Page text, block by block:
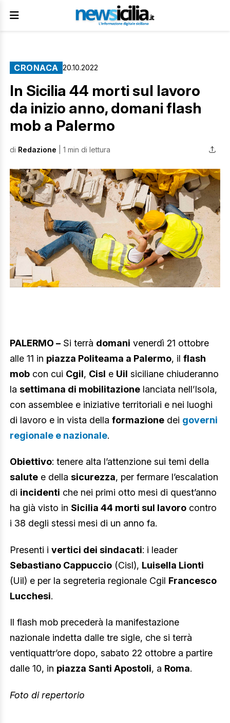
CRONACA 20.10.2022
In Sicilia 44 morti sul lavoro
da inizio anno, domani flash
mob a Palermo
di Redazione | 1 min di lettura
PALERMO – Si terrà domani venerdì 21 ottobre
alle 11 in piazza Politeama a Palermo, il flash
mob con cui Cgil, Cisl e Uil siciliane chiuderanno
la settimana di mobilitazione lanciata nell’Isola,
con assemblee e iniziative territoriali e nei luoghi
di lavoro e in vista della formazione dei governi
regionale e nazionale.
Obiettivo: tenere alta l’attenzione sui temi della
salute e della sicurezza, per fermare l’escalation
di incidenti che nei primi otto mesi di quest’anno
ha già visto in Sicilia 44 morti sul lavoro contro
i 38 degli stessi mesi di un anno fa.
Presenti i vertici dei sindacati: i leader
Sebastiano Cappuccio (Cisl), Luisella Lionti
(Uil) e per la segreteria regionale Cgil Francesco
Lucchesi.
Il flash mob precederà la manifestazione
nazionale indetta dalle tre sigle, che si terrà
ventiquattr’ore dopo, sabato 22 ottobre a partire
dalle 10, in piazza Santi Apostoli, a Roma.
Foto di repertorio